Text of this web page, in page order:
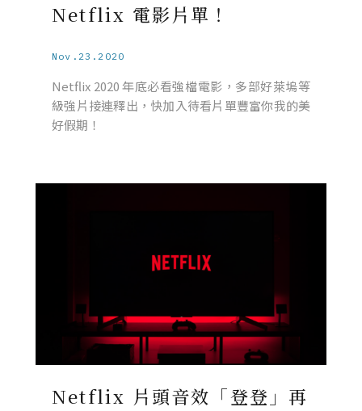
Netflix 電影片單！
Nov.23.2020
Netflix 2020 年底必看強檔電影，多部好萊塢等
級強片接連釋出，快加入待看片單豐富你我的美
好假期！
Netflix 片頭音效「登登」再